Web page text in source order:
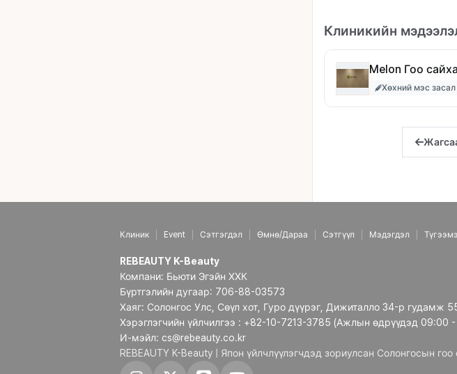
Клиникийн
Melon Гоо
Хөхний мэс
Клиник Event Сэтгэгдэл Өмнө/Дараа Сэтгүүл Мэдэгдэл
REBEAUTY K-Beauty
Компани: Бьюти Эгэйн ХХК
Бүртгэлийн дугаар: 706-88-03573
Хаяг: Солонгос Улс, Сөүл хот, Гуро дүүрэг, Дижиталло 34-р гудамж
Хэрэглэгчийн үйлчилгээ : +82-10-7213-3785 (Ажлын өдрүүдэд 09:00
И-мэйл: cs@rebeauty.co.kr
REBEAUTY K-Beauty | Япон үйлчлүүлэгчдэд зориулсан Солонгосын